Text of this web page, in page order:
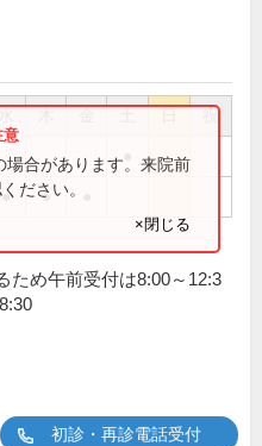
祝
● ●
場合があります。来院前
ださい。
×閉じる
ため午前受付は8:00～12:3
初診・再診電話受付